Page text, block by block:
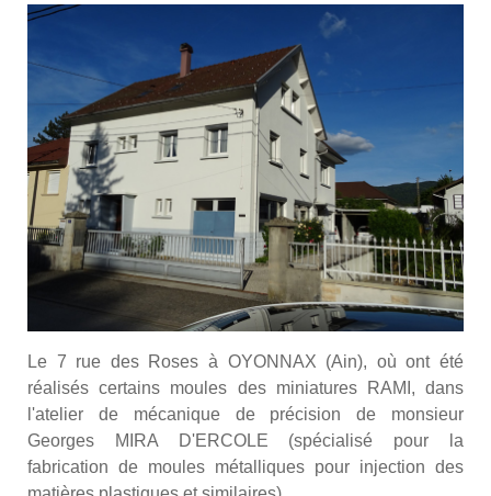
Le 7 rue des Roses à OYONNAX (Ain), où ont été
réalisés certains moules des miniatures RAMI, dans
l'atelier de mécanique de précision de monsieur
Georges MIRA D'ERCOLE (spécialisé pour la
fabrication de moules métalliques pour injection des